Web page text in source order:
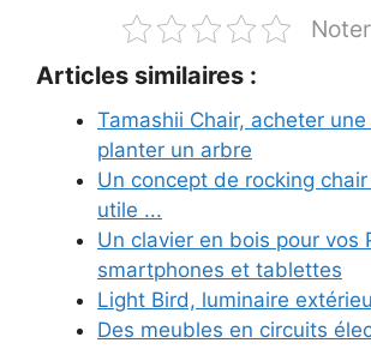
Articles similaires :
Tamashii Chair, acheter
planter un arbre
Un concept de rocking
utile ...
Un clavier en bois pour vos
smartphones et tablettes
Light Bird, luminaire
Des meubles en circuits